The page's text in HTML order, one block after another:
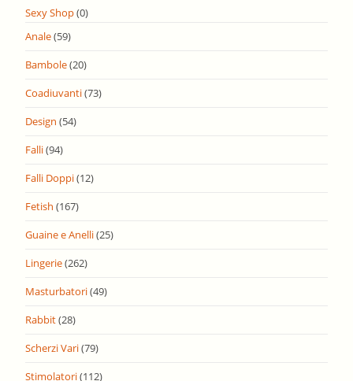
Sexy Shop(0)
Anale(59)
Bambole(20)
Coadiuvanti(73)
Design (54)
Falli(94)
Falli Doppi(12)
Fetish (167)
Guaine e Anelli(25)
Lingerie(262)
Masturbatori(49)
Rabbit(28)
Scherzi Vari(79)
Stimolatori(112)